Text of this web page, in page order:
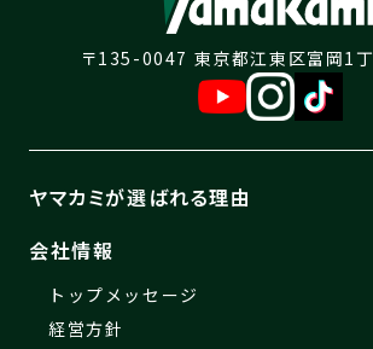
〒135-0047 東京都江東区富岡1
ヤマカミが選ばれる理由
会社情報
トップメッセージ
経営方針